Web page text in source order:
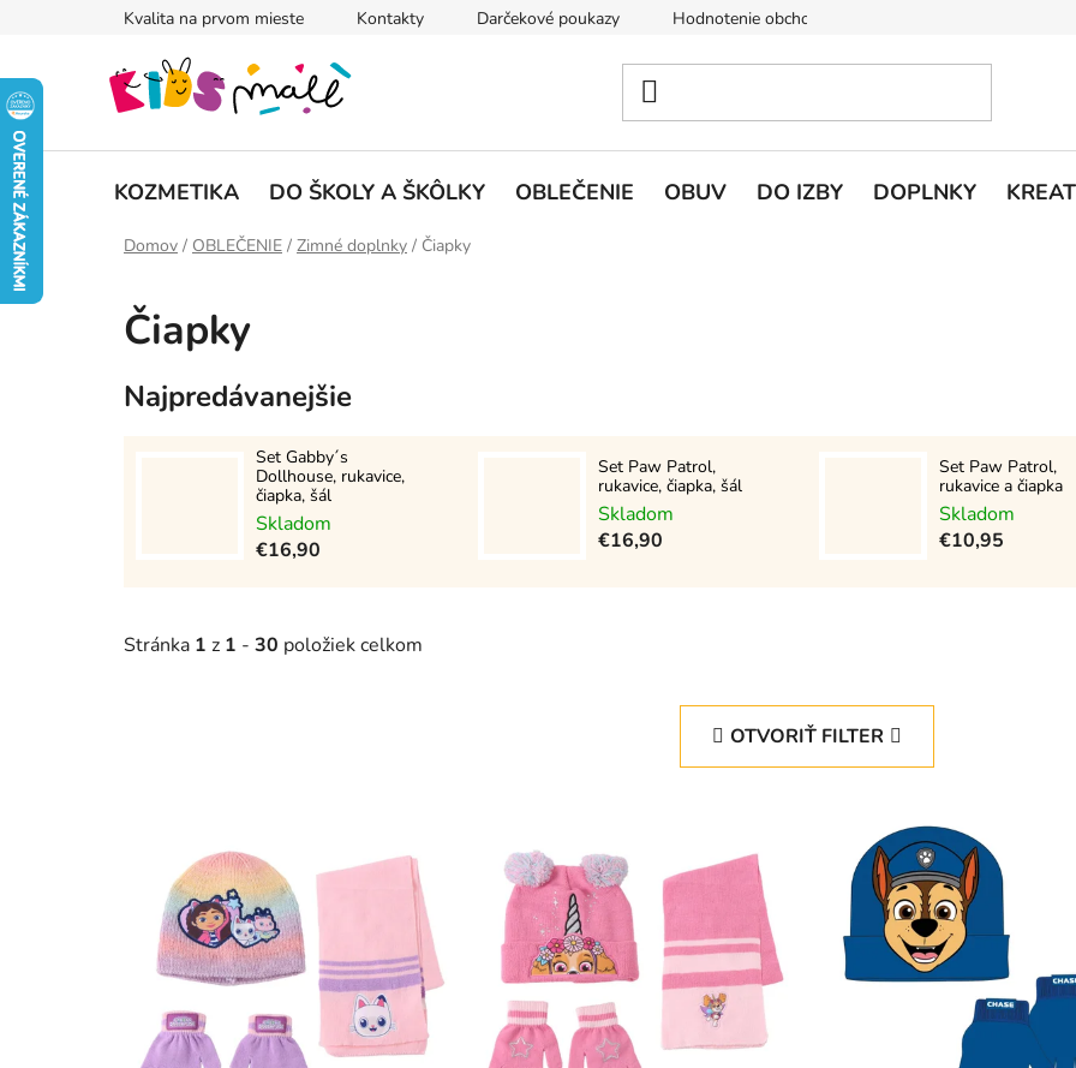
Kvalita na prvom mieste Kontakty Darčekové poukazy Hodnotenie obchodu
KOZMETIKA DO ŠKOLY A ŠKÔLKY OBLEČENIE OBUV DO IZBY DOPLNKY
Domov / OBLEČENIE / Zimné doplnky / Čiapky
Čiapky
Najpredávanejšie
Set Gabby´s
Dollhouse, rukavice,
čiapka, šál
Skladom
€16,90
Set Paw Patrol,
rukavice, čiapka, šál
Skladom
€16,90
Set Paw Patrol,
rukavice a čiapka
Skladom
€10,95
Stránka 1 z 1 - 30 položiek celkom
OTVORIŤ FILTER